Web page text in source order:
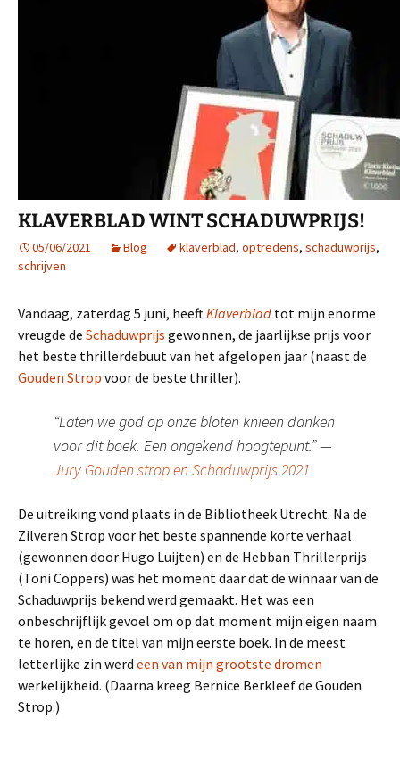
KLAVERBLAD WINT SCHADUWPRIJS!
05/06/2021 Blog klaverblad, optredens, schaduwprijs,
schrijven
Vandaag, zaterdag 5 juni, heeftKlaverblad tot mijn enorme
vreugde de Schaduwprijs gewonnen, de jaarlijkse prijs voor
het beste thrillerdebuut van het afgelopen jaar (naast de
Gouden Strop voor de beste thriller).
“Laten we god op onze bloten knieën danken
voor dit boek. Een ongekend hoogtepunt.” —
Jury Gouden strop en Schaduwprijs 2021
De uitreiking vond plaats in de Bibliotheek Utrecht. Na de
Zilveren Strop voor het beste spannende korte verhaal
(gewonnen door Hugo Luijten) en de Hebban Thrillerprijs
(Toni Coppers) was het moment daar dat de winnaar van de
Schaduwprijs bekend werd gemaakt. Het was een
onbeschrijflijk gevoel om op dat moment mijn eigen naam
te horen, en de titel van mijn eerste boek. In de meest
letterlijke zin werd een van mijn grootste dromen
werkelijkheid. (Daarna kreeg Bernice Berkleef de Gouden
Strop.)